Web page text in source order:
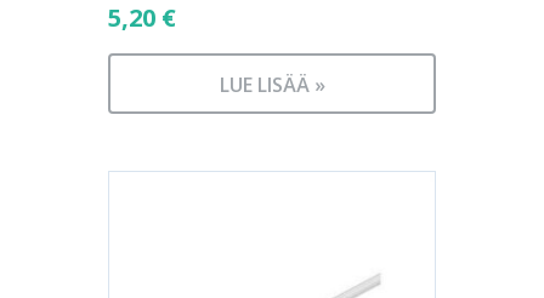
5,20 €
LUE LISÄÄ »